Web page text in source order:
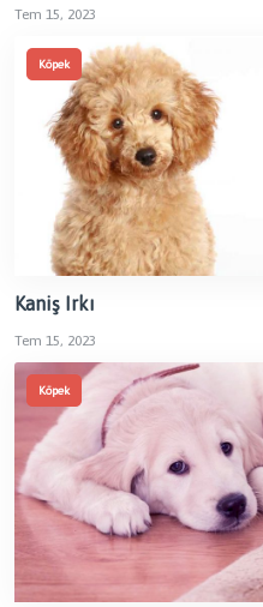
Tem 15, 2023
Köpek
Kaniş Irkı
Tem 15, 2023
Köpek